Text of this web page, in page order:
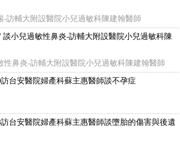
-訪輔大附設醫院小兒過敏科陳建翰醫師
談小兒過敏性鼻炎-訪輔大附設醫院小兒過敏科陳
性鼻炎-訪輔大附設醫院小兒過敏科陳建翰醫師
訪台安醫院婦產科蘇主惠醫師談不孕症
訪台安醫院婦產科蘇主惠醫師談墮胎的傷害與後遺